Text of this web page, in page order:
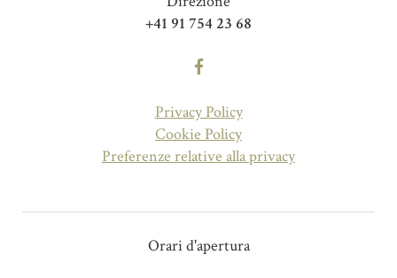
+41 91 754 23 68
Privacy Policy
Cookie Policy
Preferenze relative alla privacy
Orari d'apertura